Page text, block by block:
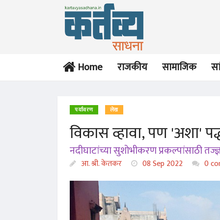
Home राजकीय सामाजिक
पर्यावरण लेख
विकास व्हावा, पण 'अशा'
नदीघाटांच्या सुशोभीकरण प्रकल्पांसाठी
आ. श्री. केतकर 08 Sep 2022 0
मतदानाला जाण्यापूर्वी...
19 Nov 2024
पोटातील आगडोंब भुकेचा